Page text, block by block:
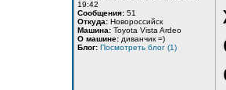
19:42
Сообщения: 51
Откуда: Новороссийск
Машина: Toyota Vista Ardeo
О машине: диванчик =)
Блог: Посмотреть блог (1)